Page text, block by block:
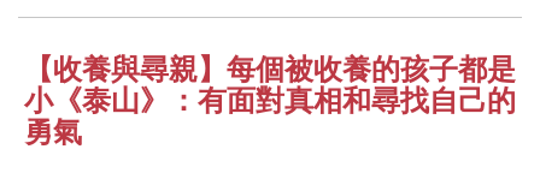
【收養與尋親】每個被收養的孩子都是
小《泰山》：有面對真相和尋找自己的
勇氣